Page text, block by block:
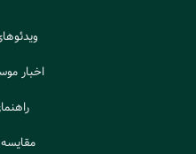
اخبار